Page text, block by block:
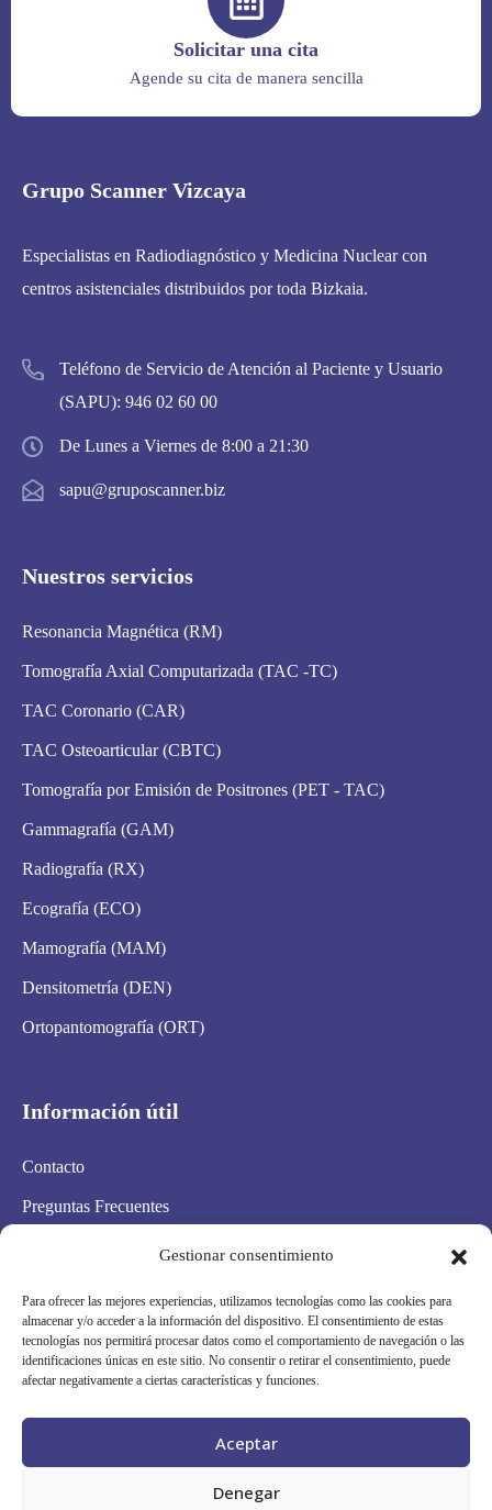
Gestionar consentimiento
Para ofrecer las mejores experiencias, utilizamos tecnologías como las cookies para
almacenar y/o acceder a la información del dispositivo. El consentimiento de estas
tecnologías nos permitirá procesar datos como el comportamiento de navegación o las
identificaciones únicas en este sitio. No consentir o retirar el consentimiento, puede
afectar negativamente a ciertas características y funciones.
Aceptar
Denegar
Solicitar una cita
Agende su cita de manera sencilla
Grupo Scanner Vizcaya
Especialistas en Radiodiagnóstico y Medicina Nuclear con
centros asistenciales distribuidos por toda Bizkaia.
Teléfono de Servicio de Atención al Paciente y Usuario
(SAPU): 946 02 60 00
De Lunes a Viernes de 8:00 a 21:30
sapu@gruposcanner.biz
Nuestros servicios
Resonancia Magnética (RM)
Tomografía Axial Computarizada (TAC -TC)
TAC Coronario (CAR)
TAC Osteoarticular (CBTC)
Tomografía por Emisión de Positrones (PET - TAC)
Gammagrafía (GAM)
Radiografía (RX)
Ecografía (ECO)
Mamografía (MAM)
Densitometría (DEN)
Ortopantomografía (ORT)
Información útil
Contacto
Preguntas Frecuentes
Política de cookies
Condiciones Generales
Síguenos en redes